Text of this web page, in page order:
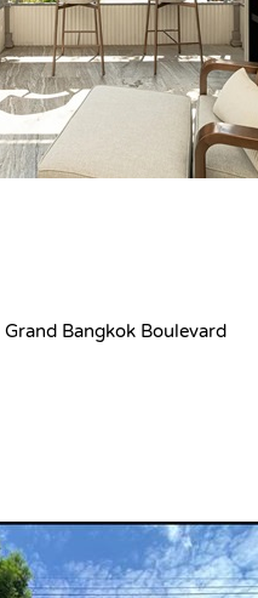
Grand Bangkok Boulevard